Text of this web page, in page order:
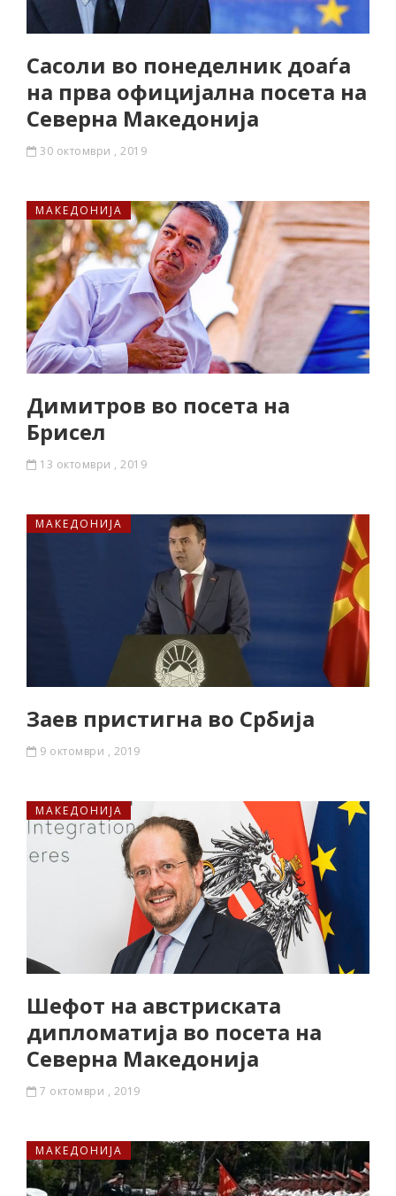
Сасоли во понеделник доаѓа
на прва официјална посета на
Северна Македонија
30 октомври , 2019
МАКЕДОНИЈА
Димитров во посета на
Брисел
13 октомври , 2019
МАКЕДОНИЈА
Заев пристигна во Србија
9 октомври , 2019
МАКЕДОНИЈА
Шефот на австриската
дипломатија во посета на
Северна Македонија
7 октомври , 2019
МАКЕДОНИЈА